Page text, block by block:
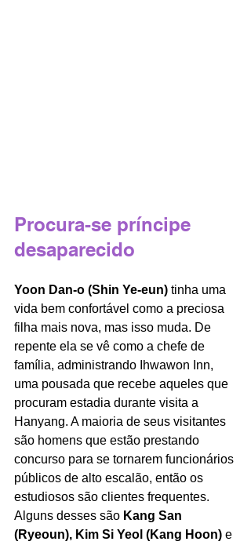
Procura-se príncipe
desaparecido
Yoon Dan-o (Shin Ye-eun) tinha uma
vida bem confortável como a preciosa
filha mais nova, mas isso muda. De
repente ela se vê como a chefe de
família, administrando Ihwawon Inn,
uma pousada que recebe aqueles que
procuram estadia durante visita a
Hanyang. A maioria de seus visitantes
são homens que estão prestando
concurso para se tornarem funcionários
públicos de alto escalão, então os
estudiosos são clientes frequentes.
Alguns desses são Kang San
(Ryeoun), Kim Si Yeol (Kang Hoon) e